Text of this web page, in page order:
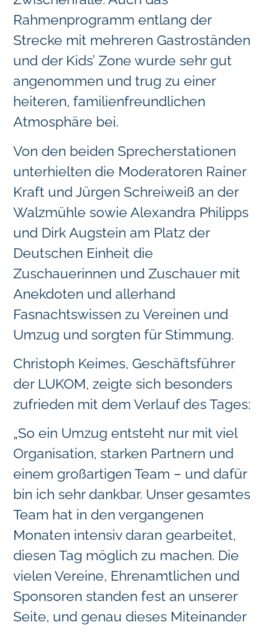
Rahmenprogramm entlang der
Strecke mit mehreren Gastroständen
und der Kids’ Zone wurde sehr gut
angenommen und trug zu einer
heiteren, familienfreundlichen
Atmosphäre bei.
Von den beiden Sprecherstationen
unterhielten die Moderatoren Rainer
Kraft und Jürgen Schreiweiß an der
Walzmühle sowie Alexandra Philipps
und Dirk Augstein am Platz der
Deutschen Einheit die
Zuschauerinnen und Zuschauer mit
Anekdoten und allerhand
Fasnachtswissen zu Vereinen und
Umzug und sorgten für Stimmung.
Christoph Keimes, Geschäftsführer
der LUKOM, zeigte sich besonders
zufrieden mit dem Verlauf des Tages:
„So ein Umzug entsteht nur mit viel
Organisation, starken Partnern und
einem großartigen Team – und dafür
bin ich sehr dankbar. Unser gesamtes
Team hat in den vergangenen
Monaten intensiv daran gearbeitet,
diesen Tag möglich zu machen. Die
vielen Vereine, Ehrenamtlichen und
Sponsoren standen fest an unserer
Seite, und genau dieses Miteinander